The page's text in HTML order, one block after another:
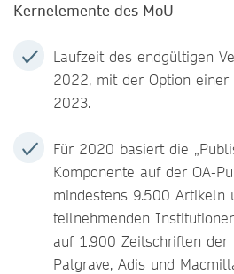
Kernelemente des MoU
Laufzeit des endgültigen
2022, mit der Option einer
2023.
Für 2020 basiert die
Komponente auf der OA-
mindestens 9.500 Artikeln
teilnehmenden
auf 1.900 Zeitschriften der
Palgrave, Adis und